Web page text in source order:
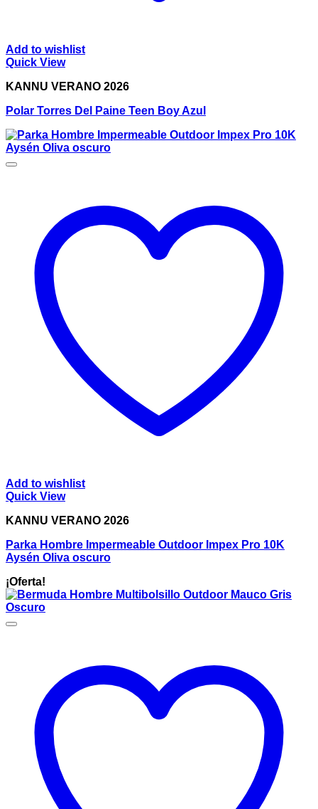
Add to wishlist
Quick View
KANNU VERANO 2026
Polar Torres Del Paine Teen Boy Azul
Add to wishlist
Quick View
KANNU VERANO 2026
Parka Hombre Impermeable Outdoor Impex Pro 10K
Aysén Oliva oscuro
¡Oferta!